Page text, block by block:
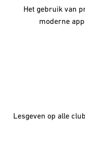
Het gebruik van
moderne
Lesgeven op alle